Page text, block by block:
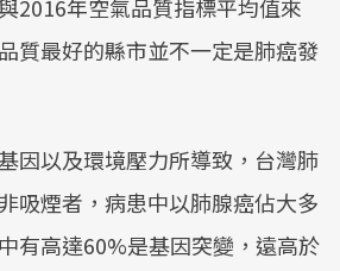
2016年空氣品質指標平均值來
質最好的縣市並不一定是肺癌發
因以及環境壓力所導致，台灣肺
吸煙者，病患中以肺腺癌佔大多
有高達60%是基因突變，遠高於